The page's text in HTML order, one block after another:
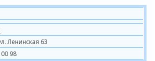
Ленинская 63
98